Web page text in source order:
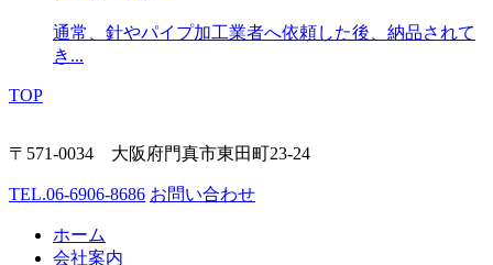
通常、針やパイプ加工業者へ依頼した後、納品されて
き...
TOP
〒571-0034 大阪府門真市東田町23-24
TEL.06-6906-8686 お問い合わせ
ホーム
会社案内